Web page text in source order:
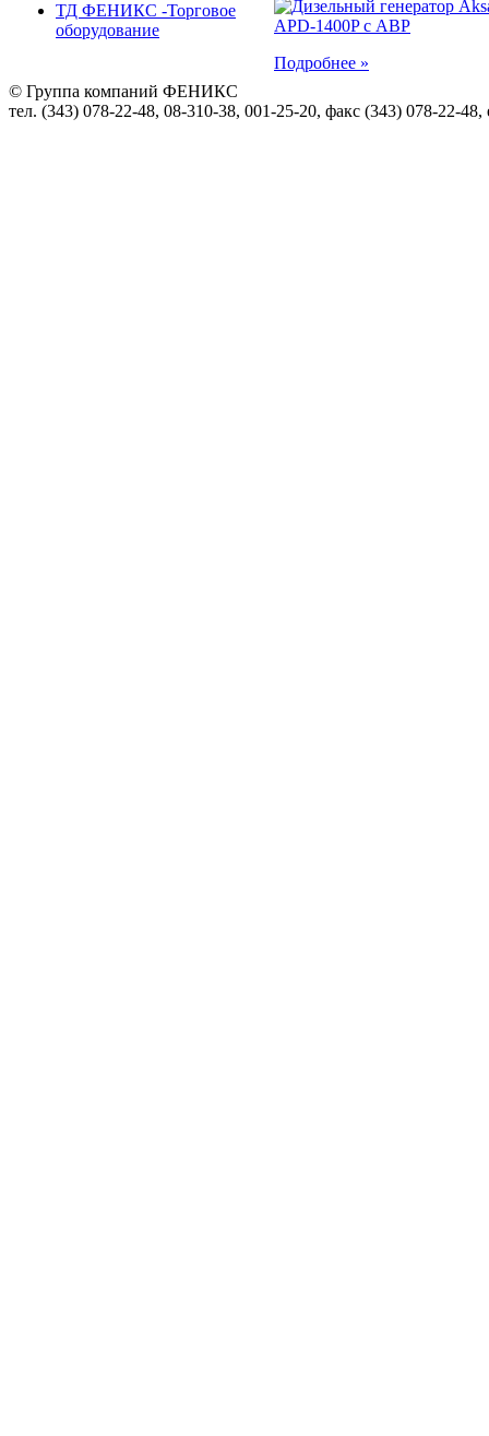
ТД ФЕНИКС -Торговое
оборудование
Подробнее »
© Группа компаний ФЕНИКС
тел. (343) 078-22-48, 08-310-38, 001-25-20, факс (343) 078-22-